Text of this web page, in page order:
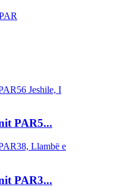
PAR5...
PAR3...